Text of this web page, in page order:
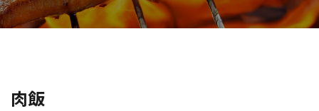
資料ダウンロード
コンテストを主催される方へ
肉飯